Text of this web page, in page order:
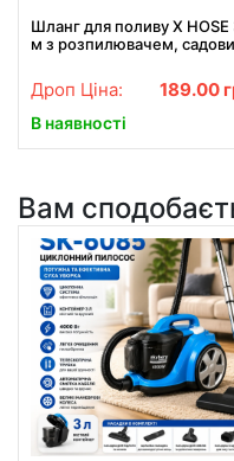
Шланг для поливу X HOSE
м з розпилювачем,
саду СИНІЙ
Дроп Ціна: 189.00
В наявності
Вам